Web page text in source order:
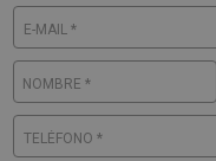
E-MAIL *
NOMBRE *
TELÉFONO *